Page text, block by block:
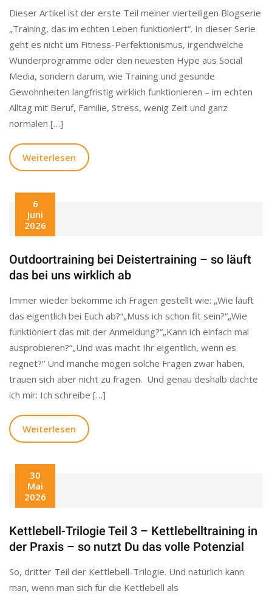
Dieser Artikel ist der erste Teil meiner vierteiligen Blogserie
„Training, das im echten Leben funktioniert“. In dieser Serie
geht es nicht um Fitness-Perfektionismus, irgendwelche
Wunderprogramme oder den neuesten Hype aus Social
Media, sondern darum, wie Training und gesunde
Gewohnheiten langfristig wirklich funktionieren – im echten
Alltag mit Beruf, Familie, Stress, wenig Zeit und ganz
normalen […]
Weiterlesen
6
Juni
2026
Outdoortraining bei Deistertraining – so läuft
das bei uns wirklich ab
Immer wieder bekomme ich Fragen gestellt wie: „Wie läuft
das eigentlich bei Euch ab?“„Muss ich schon fit sein?“„Wie
funktioniert das mit der Anmeldung?“„Kann ich einfach mal
ausprobieren?“„Und was macht Ihr eigentlich, wenn es
regnet?“ Und manche mögen solche Fragen zwar haben,
trauen sich aber nicht zu fragen. Und genau deshalb dachte
ich mir: Ich schreibe […]
Weiterlesen
30
Mai
2026
Kettlebell-Trilogie Teil 3 – Kettlebelltraining in
der Praxis – so nutzt Du das volle Potenzial
So, dritter Teil der Kettlebell-Trilogie. Und natürlich kann
man, wenn man sich für die Kettlebell als